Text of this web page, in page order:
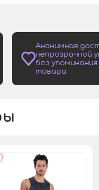
Анонимная
непрозрачной
без упоминания
товара